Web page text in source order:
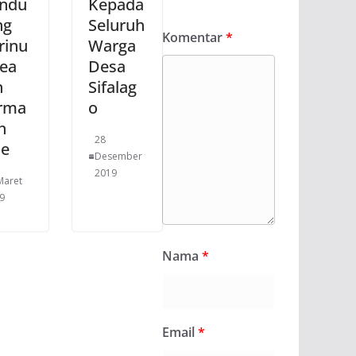
Kepada
Seluruh
Warga
Desa
Sifalag
o
28
Desember
2019
Komentar*
Nama *
Email*